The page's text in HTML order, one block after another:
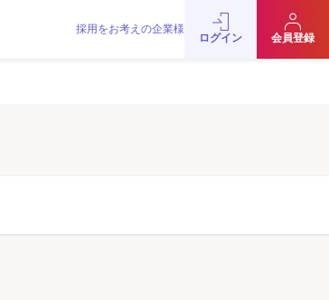
採用をお考えの企業様
ログイン 会員登録
お問い合わせJobRainbow MAGAZINE